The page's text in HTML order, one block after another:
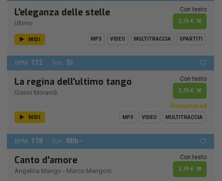
L'eleganza delle stelle
Ultimo
Con testo
2,19 €
MIDI MP3 VIDEO MULTITRACCIA SPARTITI
BPM: 112 Ton.: SI
La regina dell'ultimo tango
Gianni Morandi
Con testo
2,19 €
Remastered
MIDI MP3 VIDEO MULTITRACCIA
BPM: 118 Ton.: MIb -
Canto d'amore
Angelina Mango - Marco Mengoni
Con testo
2,19 €